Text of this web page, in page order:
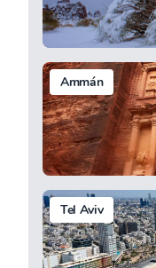
Ammán
Tel Aviv